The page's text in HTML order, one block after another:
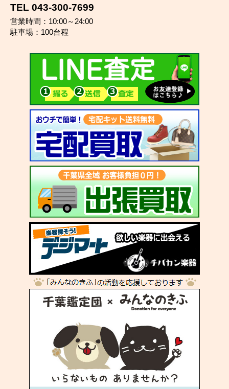
TEL 043-300-7699
営業時間：10:00～24:00
駐車場：100台程